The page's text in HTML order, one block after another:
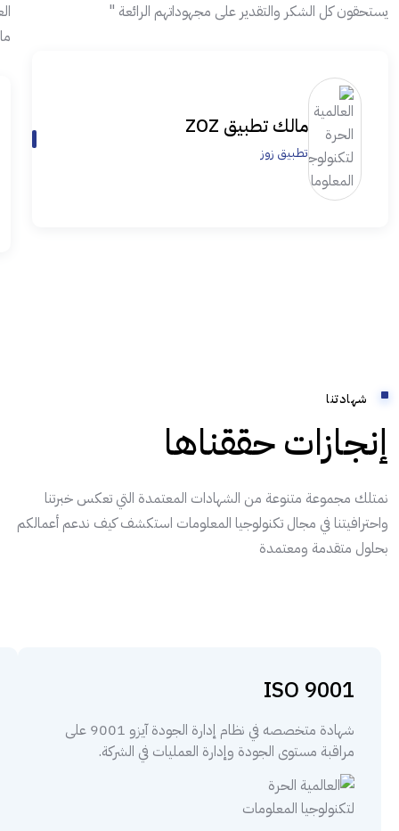
يستحقون كل الشكر والتقدير على مجهوداتهم الرائعة "
مالك تطبيق ZOZ
تطبيق زوز
شهادتنا
إنجازات حققناها
نمتلك مجموعة متنوعة من الشهادات المعتمدة التي تعكس خبرتنا
واحترافيتنا في مجال تكنولوجيا المعلومات استكشف كيف ندعم أعمالكم
بحلول متقدمة ومعتمدة
ISO 9001
شهادة متخصصه في نظام إدارة الجودة آيزو 9001 على
مراقبة مستوى الجودة وإدارة العمليات في الشركة.